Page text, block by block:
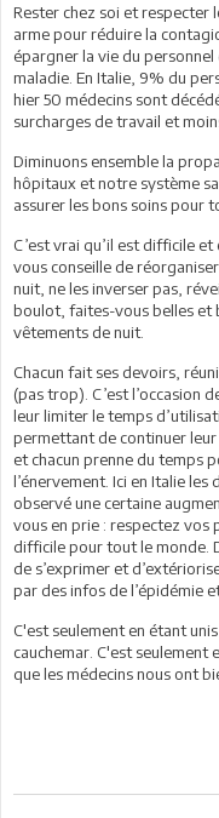
Rester chez soi et respecter
arme pour réduire la
épargner la vie du personnel
maladie. En Italie, 9% du
hier 50 médecins sont
surcharges de travail et
Diminuons ensemble la
hôpitaux et notre système
assurer les bons soins pour
C’est vrai qu’il est difficile
vous conseille de
nuit, ne les inverser pas,
boulot, faites-vous belles et
vêtements de nuit.
Chacun fait ses devoirs,
(pas trop). C’est l’occasion
leur limiter le temps
permettant de continuer
et chacun prenne du temps
l’énervement. Ici en Italie les
observé une certaine
vous en prie : respectez
difficile pour tout le monde.
de s’exprimer et
par des infos de l’épidémie
C'est seulement en étant
cauchemar. C'est seulement
que les médecins nous ont